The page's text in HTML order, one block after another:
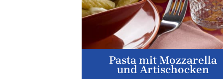
Pasta mit Mozzarella
und Artischocken